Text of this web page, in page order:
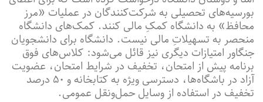
بورسیه‌های تحصیلی به شرکت‌کنندگان در عملیات «مرز
محافظ» به دانشگاه کمکِ مالی کنند. کمک‌های دانشگاه
منحصر به تسهیلاتِ مالی نیست. دانشگاه برای دانشجویان
جنگاور امتیازات دیگری نیز قائل می‌شود: کلاس‌های فوق
برنامه پیش از امتحان، تخفیف در شرایط امتحان، عضویت
آزاد در باشگاه‌ها، دسترسی ویژه به کتابخانه و ۵۰ درصد
تخفیف در استفاده از وسایل حمل‌ونقل عمومی.